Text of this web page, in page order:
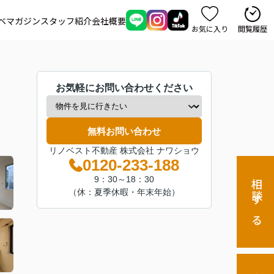
マガジンスタッフ紹介会社概要
お気に入り 閲覧履歴
相談する
お気軽にお問い合わせください
無料お問い合わせ
リノベスト不動産 株式会社 ナワショウ
0120-233-188
9：30～18：30
（休：夏季休暇・年末年始）